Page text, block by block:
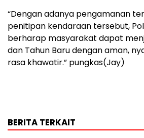
“Dengan adanya pengamanan
penitipan kendaraan tersebut,
berharap masyarakat dapat
dan Tahun Baru dengan aman,
rasa khawatir.” pungkas(Jay)
BERITA TERKAIT